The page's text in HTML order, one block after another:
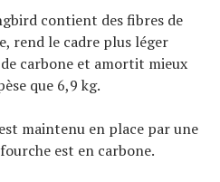
contient des fibres de
rend le cadre plus léger
carbone et amortit mieux
que 6,9 ​​kg.
maintenu en place par une
est en carbone.